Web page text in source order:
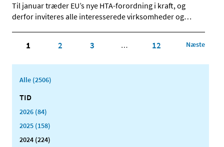
Til januar træder EU’s nye HTA-forordning i kraft, og
derfor inviteres alle interesserede virksomheder og…
1 2 3 … 12 Næste
Alle (2506)
TID
2026 (84)
2025 (158)
2024 (224)